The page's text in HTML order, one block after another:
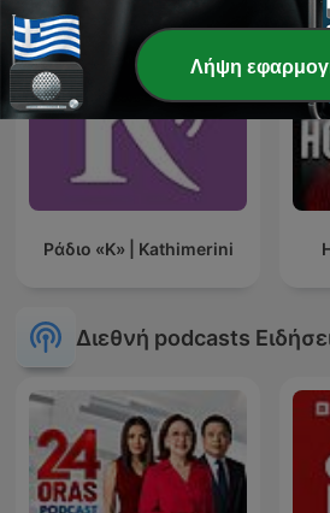
Ράδιο «Κ» | Kathimerini
Διεθνή podcasts
Λήψη